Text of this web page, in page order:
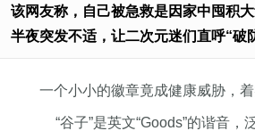
该网友称，自己被急救是因家中囤积
半夜突发不适，让二次元迷们直呼“破
一个小小的徽章竟成健康威胁，着
“谷子”是英文“Goods”的谐音